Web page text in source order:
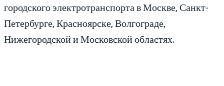
городского электротранспорта в Москве, Санкт-
Петербурге, Красноярске, Волгограде,
Нижегородской и Московской областях.